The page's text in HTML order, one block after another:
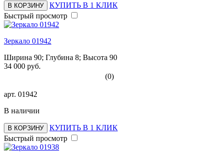
В КОРЗИНУ
КУПИТЬ В 1 КЛИК
Быстрый просмотр
Зеркало 01942
Ширина 90; Глубина 8; Высота 90
34 000 руб.
(0)
арт. 01942
В наличии
В КОРЗИНУ
КУПИТЬ В 1 КЛИК
Быстрый просмотр